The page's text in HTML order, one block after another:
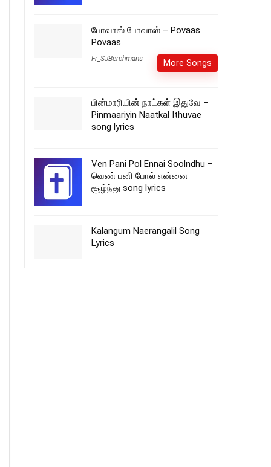
போவாஸ் போவாஸ் – Povaas
Povaas
Fr_SJBerchmans More Songs
பின்மாரியின் நாட்கள் இதுவே –
Pinmaariyin Naatkal Ithuvae
song lyrics
Ven Pani Pol Ennai Soolndhu –
வெண் பனி போல் என்னை
சூழ்ந்து song lyrics
Kalangum Naerangalil Song
Lyrics